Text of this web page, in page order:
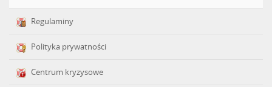
Regulaminy
Polityka prywatności
Centrum kryzysowe